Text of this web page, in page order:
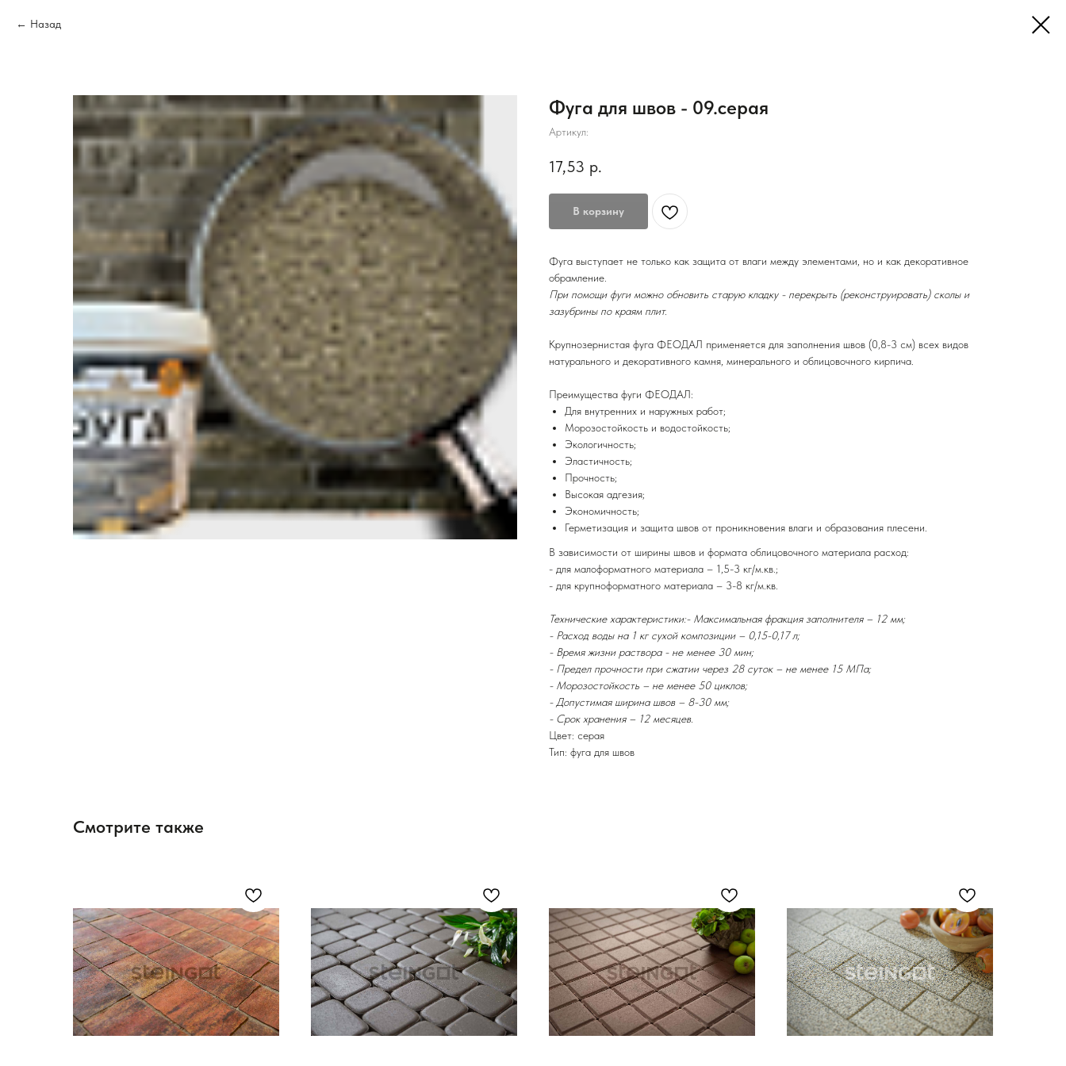
Назад
Фуга для швов - 09.серая
Артикул:
17,53 р.
В корзину
Фуга выступает не только как защита от влаги между элементами, но и как декоративное
обрамление.
При помощи фуги можно обновить старую кладку - перекрыть (реконструировать) сколы и
зазубрины по краям плит.
Крупнозернистая фуга ФЕОДАЛ применяется для заполнения швов (0,8-3 см) всех видов
натурального и декоративного камня, минерального и облицовочного кирпича.
Преимущества фуги ФЕОДАЛ:
Для внутренних и наружных работ;
Морозостойкость и водостойкость;
Экологичность;
Эластичность;
Прочность;
Высокая адгезия;
Экономичность;
Герметизация и защита швов от проникновения влаги и образования плесени.
В зависимости от ширины швов и формата облицовочного материала расход:
- для малоформатного материала – 1,5-3 кг/м.кв.;
- для крупноформатного материала – 3-8 кг/м.кв.
Технические характеристики:- Максимальная фракция заполнителя – 12 мм;
- Расход воды на 1 кг сухой композиции – 0,15-0,17 л;
- Время жизни раствора - не менее 30 мин;
- Предел прочности при сжатии через 28 суток – не менее 15 МПа;
- Морозостойкость – не менее 50 циклов;
- Допустимая ширина швов – 8-30 мм;
- Срок хранения – 12 месяцев.
Цвет: серая
Тип: фуга для швов
Смотрите также